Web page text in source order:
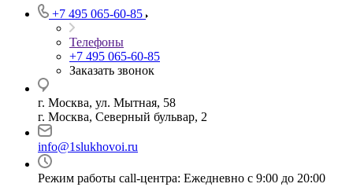
+7 495 065-60-85
Телефоны
+7 495 065-60-85
Заказать звонок
г. Москва, ул. Мытная, 58
г. Москва, Северный бульвар, 2
info@1slukhovoi.ru
Режим работы call-центра: Ежедневно с 9:00 до 20:00